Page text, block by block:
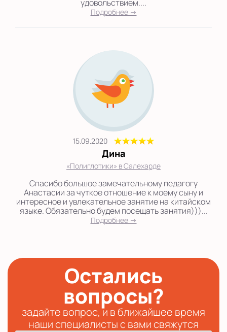
удовольствием....
Подробнее →
15.09.2020
Дина
«Полиглотики» в Салехарде
Спасибо большое замечательному педагогу
Анастасии за чуткое отношение к моему сыну и
интересное и увлекательное занятие на китайском
языке. Обязательно будем посещать занятия)))...
Подробнее →
Остались
вопросы?
задайте вопрос, и в ближайшее время
наши специалисты с вами свяжутся